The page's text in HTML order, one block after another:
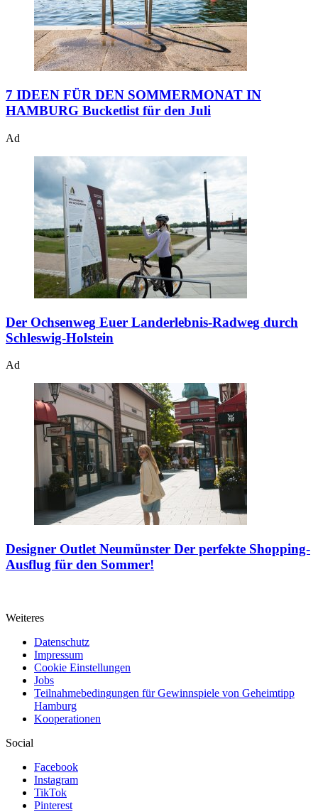
7 IDEEN FÜR DEN SOMMERMONAT IN
HAMBURG Bucketlist für den Juli
Ad
Der Ochsenweg Euer Landerlebnis-Radweg durch
Schleswig-Holstein
Ad
Designer Outlet Neumünster Der perfekte Shopping-
Ausflug für den Sommer!
Weiteres
Datenschutz
Impressum
Cookie Einstellungen
Jobs
Teilnahmebedingungen für Gewinnspiele von Geheimtipp
Hamburg
Kooperationen
Social
Facebook
Instagram
TikTok
Pinterest